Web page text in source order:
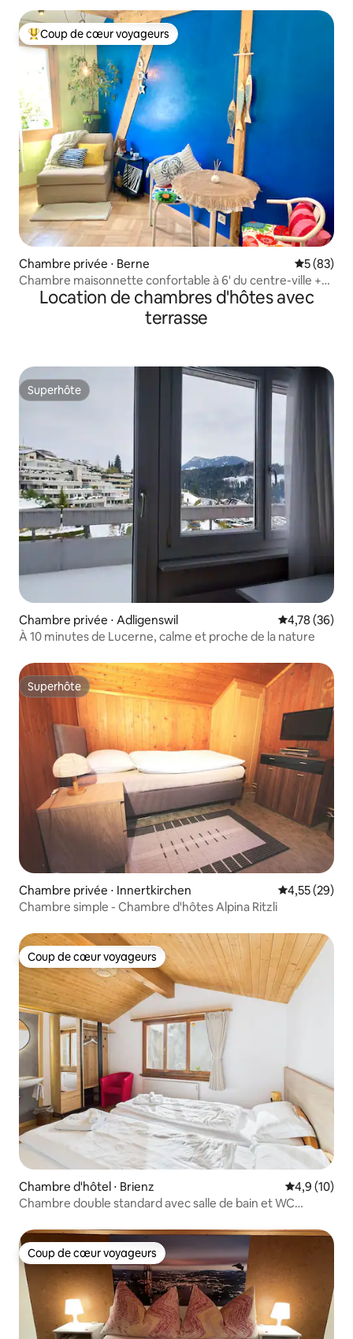
Coups de cœur voyageurs les plus appréciés
Coup de cœur voyageurs
Chambre privée ⋅ Berne
5 (83)
Chambre maisonnette confortable à 6' du centre-ville +
petit déjeuner
Location de chambres d'hôtes avec
terrasse
Superhôte
Superhôte
Chambre privée ⋅ Adligenswil Évaluation
4,78 (36)
À 10 minutes de Lucerne, calme et proche de la nature
Superhôte
Superhôte
Chambre privée ⋅ Innertkirchen Évaluation
4,55 (29)
Chambre simple - Chambre d'hôtes Alpina Ritzli
Coup de cœur voyageurs
Coup de cœur voyageurs
Chambre d'hôtel ⋅ Brienz Évaluation
4,9 (10)
Chambre double standard avec salle de bain et WC
Coup de cœur voyageurs
Coup de cœur voyageurs